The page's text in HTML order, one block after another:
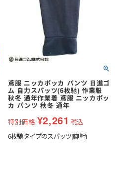
鳶服 ニッカポッカ パンツ 日進ゴ
ム 自力スパッツ(6枚馳) 作業服
秋冬 通年作業着 鳶服 ニッカポッ
カ パンツ 秋冬 通年
特別価格 ¥2,261 税込
6枚馳タイプのスパッツ(脚絆)